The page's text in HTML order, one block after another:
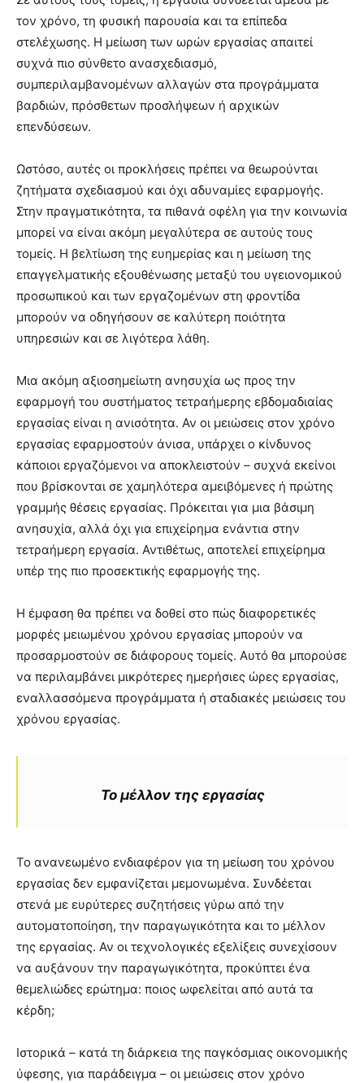
τον χρόνο, τη φυσική παρουσία και τα επίπεδα
στελέχωσης. Η μείωση των ωρών εργασίας απαιτεί
συχνά πιο σύνθετο ανασχεδιασμό,
συμπεριλαμβανομένων αλλαγών στα προγράμματα
βαρδιών, πρόσθετων προσλήψεων ή αρχικών
επενδύσεων.
Ωστόσο, αυτές οι προκλήσεις πρέπει να θεωρούνται
ζητήματα σχεδιασμού και όχι αδυναμίες εφαρμογής.
Στην πραγματικότητα, τα πιθανά οφέλη για την κοινωνία
μπορεί να είναι ακόμη μεγαλύτερα σε αυτούς τους
τομείς. Η βελτίωση της ευημερίας και η μείωση της
επαγγελματικής εξουθένωσης μεταξύ του υγειονομικού
προσωπικού και των εργαζομένων στη φροντίδα
μπορούν να οδηγήσουν σε καλύτερη ποιότητα
υπηρεσιών και σε λιγότερα λάθη.
Μια ακόμη αξιοσημείωτη ανησυχία ως προς την
εφαρμογή του συστήματος τετραήμερης εβδομαδιαίας
εργασίας είναι η ανισότητα. Αν οι μειώσεις στον χρόνο
εργασίας εφαρμοστούν άνισα, υπάρχει ο κίνδυνος
κάποιοι εργαζόμενοι να αποκλειστούν – συχνά εκείνοι
που βρίσκονται σε χαμηλότερα αμειβόμενες ή πρώτης
γραμμής θέσεις εργασίας. Πρόκειται για μια βάσιμη
ανησυχία, αλλά όχι για επιχείρημα ενάντια στην
τετραήμερη εργασία. Αντιθέτως, αποτελεί επιχείρημα
υπέρ της πιο προσεκτικής εφαρμογής της.
Η έμφαση θα πρέπει να δοθεί στο πώς διαφορετικές
μορφές μειωμένου χρόνου εργασίας μπορούν να
προσαρμοστούν σε διάφορους τομείς. Αυτό θα μπορούσε
να περιλαμβάνει μικρότερες ημερήσιες ώρες εργασίας,
εναλλασσόμενα προγράμματα ή σταδιακές μειώσεις του
χρόνου εργασίας.
Το μέλλον της εργασίας
Το ανανεωμένο ενδιαφέρον για τη μείωση του χρόνου
εργασίας δεν εμφανίζεται μεμονωμένα. Συνδέεται
στενά με ευρύτερες συζητήσεις γύρω από την
αυτοματοποίηση, την παραγωγικότητα και το μέλλον
της εργασίας. Αν οι τεχνολογικές εξελίξεις συνεχίσουν
να αυξάνουν την παραγωγικότητα, προκύπτει ένα
θεμελιώδες ερώτημα: ποιος ωφελείται από αυτά τα
κέρδη;
Ιστορικά – κατά τη διάρκεια της παγκόσμιας οικονομικής
ύφεσης, για παράδειγμα – οι μειώσεις στον χρόνο